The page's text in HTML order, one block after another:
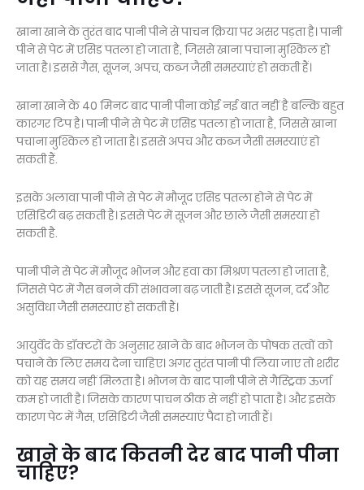
खाना खाने के तुरंत बाद पानी पीने से पाचन क्रिया पर असर पड़ता है। पानी
पीने से पेट में एसिड पतला हो जाता है, जिससे खाना पचाना मुश्किल हो
जाता है। इससे गैस, सूजन, अपच, कब्ज जैसी समस्याएं हो सकती हैं।
खाना खाने के 40 मिनट बाद पानी पीना कोई नई बात नहीं है बल्कि बहुत
कारगर टिप है। पानी पीने से पेट में एसिड पतला हो जाता है, जिससे खाना
पचाना मुश्किल हो जाता है। इससे अपच और कब्ज जैसी समस्याएं हो
सकती हैं.
इसके अलावा पानी पीने से पेट में मौजूद एसिड पतला होने से पेट में
एसिडिटी बढ़ सकती है। इससे पेट में सूजन और छाले जैसी समस्या हो
सकती है.
पानी पीने से पेट में मौजूद भोजन और हवा का मिश्रण पतला हो जाता है,
जिससे पेट में गैस बनने की संभावना बढ़ जाती है। इससे सूजन, दर्द और
असुविधा जैसी समस्याएं हो सकती हैं।
आयुर्वेद के डॉक्टरों के अनुसार खाने के बाद भोजन के पोषक तत्वों को
पचाने के लिए समय देना चाहिए। अगर तुरंत पानी पी लिया जाए तो शरीर
को यह समय नहीं मिलता है। भोजन के बाद पानी पीने से गैस्ट्रिक ऊर्जा
कम हो जाती है। जिसके कारण पाचन ठीक से नहीं हो पाता है। और इसके
कारण पेट में गैस, एसिडिटी जैसी समस्याएं पैदा हो जाती हैं।
खाने के बाद कितनी देर बाद पानी पीना
चाहिए?